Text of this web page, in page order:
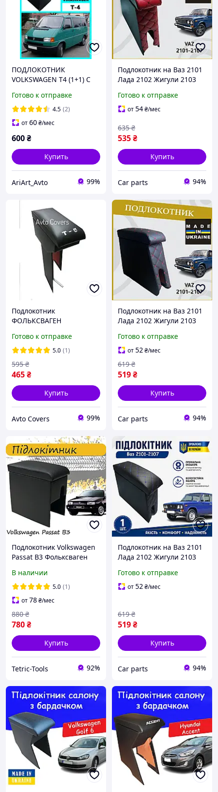
ПОДЛОКОТНИК
VOLKSWAGEN T4 (1+1) С
Готово к отправке
4.5 (2)
от60₴/мес
600₴
Купить
AriArt_Avto 99%
Подлокотник на Ваз 2101
Лада 2102 Жигули 2103
бокс бар
Готово к отправке
от54₴/мес
535₴
635 ₴
Купить
Сar parts 94%
Подлокотник
ФОЛЬКСВАГЕН
Volkswagen Transporter Т5
1+2 черный с вышивкой
Готово к отправке
5.0 (1)
465₴
595 ₴
Купить
Avto Covers 99%
Подлокотник на Ваз 2101
Лада 2102 Жигули 2103
бокс бар
Готово к отправке
от52₴/мес
519₴
619 ₴
Купить
Сar parts 94%
Подлокотник Volkswagen
Passat B3 Фольксваген
В наличии
5.0 (1)
от78₴/мес
780₴
880 ₴
Купить
Tetric-Tools 92%
Подлокотник на Ваз 2101
Лада 2102 Жигули 2103
бокс бар
Готово к отправке
от52₴/мес
519₴
619 ₴
Купить
Сar parts 94%